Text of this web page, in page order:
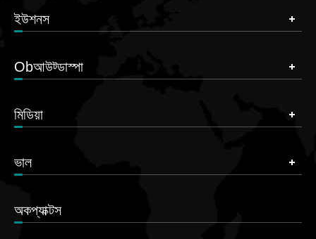
ইউশনস
Obআউট্ডাস্পা
মিডিয়া
ভাল
অকপ্যাক্টস